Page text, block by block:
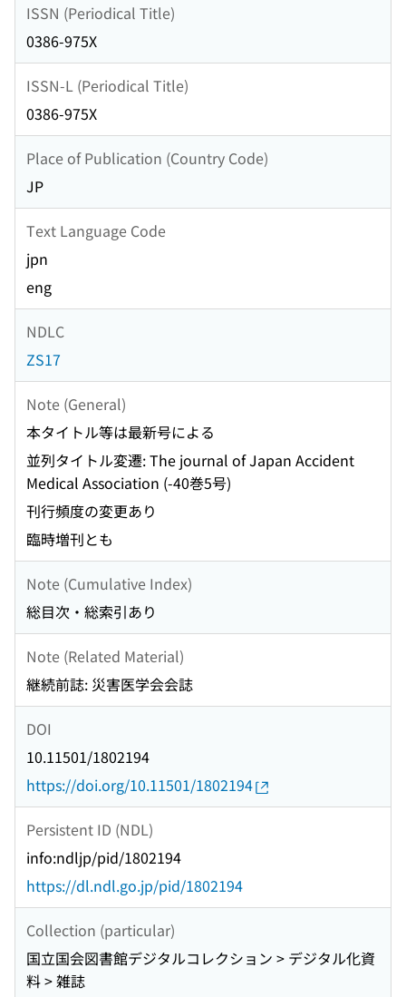
ISSN (Periodical Title)
0386-975X
ISSN-L (Periodical Title)
0386-975X
Place of Publication (Country Code)
JP
Text Language Code
jpn
eng
NDLC
ZS17
Note (General)
本タイトル等は最新号による
並列タイトル変遷: The journal of Japan Accident
Medical Association (-40巻5号)
刊行頻度の変更あり
臨時増刊とも
Note (Cumulative Index)
総目次・総索引あり
Note (Related Material)
継続前誌: 災害医学会会誌
DOI
10.11501/1802194
https://doi.org/10.11501/1802194
Persistent ID (NDL)
info:ndljp/pid/1802194
https://dl.ndl.go.jp/pid/1802194
Collection (particular)
国立国会図書館デジタルコレクション > デジタル化資
料 > 雑誌